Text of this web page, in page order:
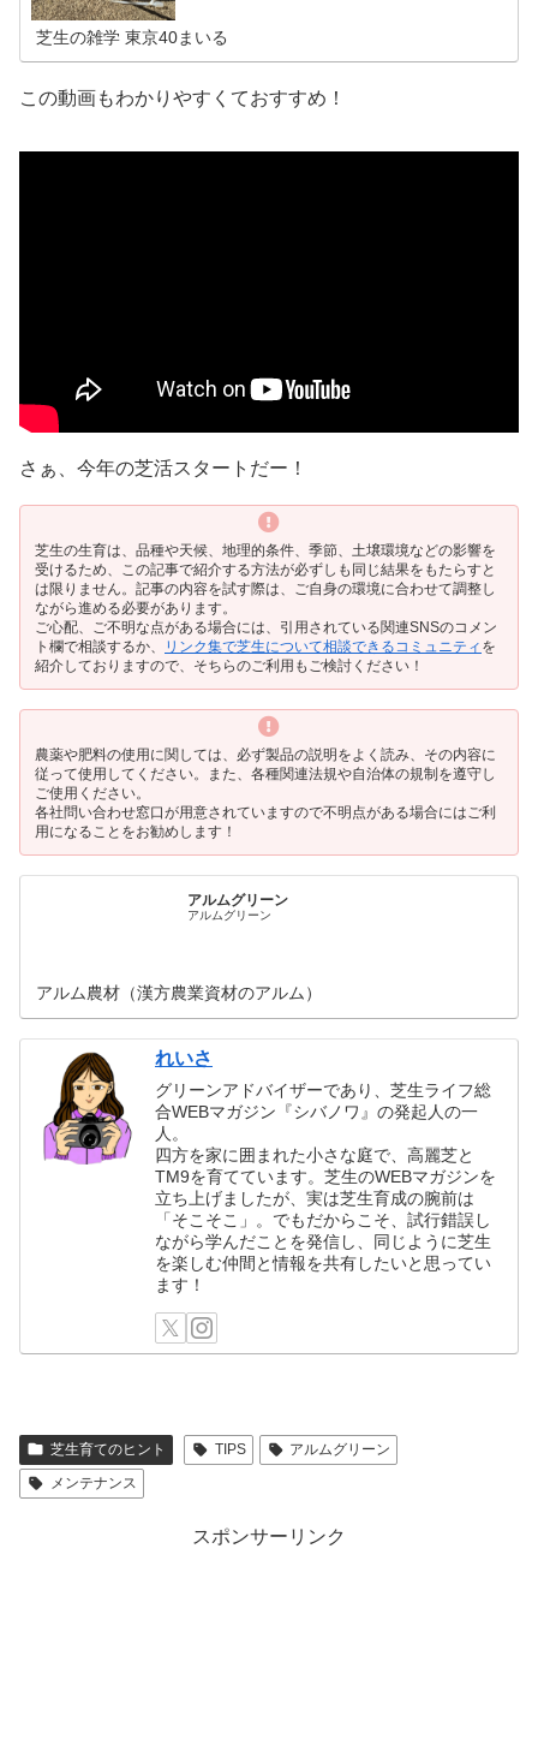
芝生の雑学 東京40まいる
この動画もわかりやすくておすすめ！
さぁ、今年の芝活スタートだー！
芝生の生育は、品種や天候、地理的条件、季節、土壌環境などの影響を
受けるため、この記事で紹介する方法が必ずしも同じ結果をもたらすと
は限りません。記事の内容を試す際は、ご自身の環境に合わせて調整し
ながら進める必要があります。
ご心配、ご不明な点がある場合には、引用されている関連SNSのコメン
ト欄で相談するか、
リンク集で芝生について相談できるコミュニティ を
紹介しておりますので、そちらのご利用もご検討ください！
農薬や肥料の使用に関しては、必ず製品の説明をよく読み、その内容に
従って使用してください。また、各種関連法規や自治体の規制を遵守し
ご使用ください。
各社問い合わせ窓口が用意されていますので不明点がある場合にはご利
用になることをお勧めします！
アルムグリーン
アルムグリーン
アルム農材（漢方農業資材のアルム）
れいさ
グリーンアドバイザーであり、芝生ライフ総
合WEBマガジン『シバノワ』の発起人の一
人。
四方を家に囲まれた小さな庭で、高麗芝と
TM9を育てています。芝生のWEBマガジンを
立ち上げましたが、実は芝生育成の腕前は
「そこそこ」。でもだからこそ、試行錯誤し
ながら学んだことを発信し、同じように芝生
を楽しむ仲間と情報を共有したいと思ってい
ます！
芝生育てのヒント TIPS
アルムグリーン
メンテナンス
スポンサーリンク